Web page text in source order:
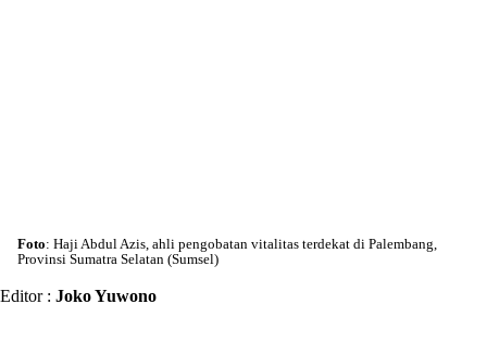
Foto: Haji Abdul Azis, ahli pengobatan vitalitas terdekat di Palembang,
Provinsi Sumatra Selatan (Sumsel)
Editor : Joko Yuwono